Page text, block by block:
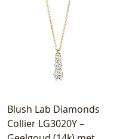
Blush Lab Diamonds
Collier LG3020Y –